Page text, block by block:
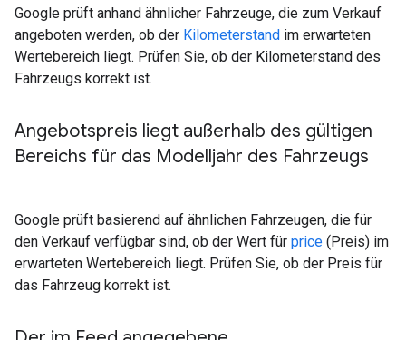
Google prüft anhand ähnlicher Fahrzeuge, die zum Verkauf
angeboten werden, ob der Kilometerstand im erwarteten
Wertebereich liegt. Prüfen Sie, ob der Kilometerstand des
Fahrzeugs korrekt ist.
Angebotspreis liegt außerhalb des gültigen
Bereichs für das Modelljahr des Fahrzeugs
Google prüft basierend auf ähnlichen Fahrzeugen, die für
den Verkauf verfügbar sind, ob der Wert für price (Preis) im
erwarteten Wertebereich liegt. Prüfen Sie, ob der Preis für
das Fahrzeug korrekt ist.